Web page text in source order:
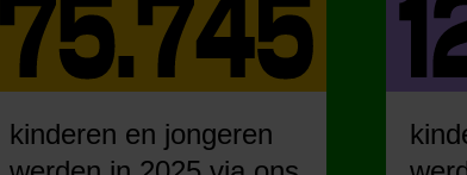
kinderen en jongeren